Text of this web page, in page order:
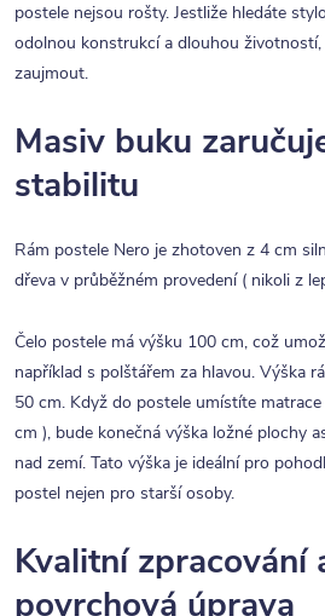
postele nejsou rošty. Jestliže hledáte
odolnou konstrukcí a dlouhou
zaujmout.
Masiv buku
stabilitu
Rám postele Nero je zhotoven z 4 cm
dřeva v průběžném provedení ( nikoli z
Čelo postele má výšku 100 cm, což
například s polštářem za hlavou. Výška
50 cm. Když do postele umístíte
cm ), bude konečná výška ložné plochy
nad zemí. Tato výška je ideální pro
postel nejen pro starší osoby.
Kvalitní zpracování
povrchová úprava